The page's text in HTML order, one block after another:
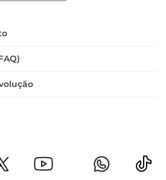
tropical e apraticidade que